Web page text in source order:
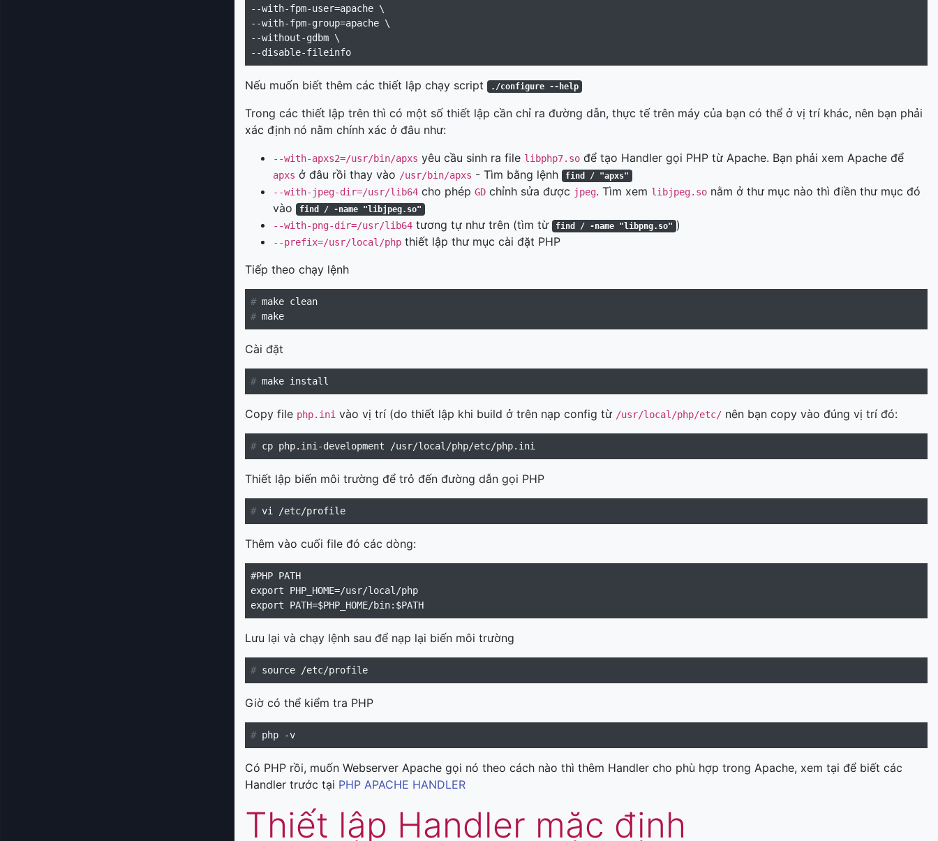
--with-fpm-user=apache \
--with-fpm-group=apache \
--without-gdbm \
Nếu muốn biết thêm các thiết lập chạy script ./configure --help
Trong các thiết lập trên thì có một số thiết lập cần chỉ ra đường dẫn, thực tế trên máy của bạn có thể ở vị trí khác, nên bạn phải
xác định nó nằm chính xác ở đâu như:
--with-apxs2=/usr/bin/apxs yêu cầu sinh ra file libphp7.so để tạo Handler gọi PHP từ Apache. Bạn phải xem Apache để
apxs ở đâu rồi thay vào /usr/bin/apxs - Tìm bằng lệnh find / "apxs"
--with-jpeg-dir=/usr/lib64 cho phép GD chỉnh sửa được jpeg. Tìm xem libjpeg.so nằm ở thư mục nào thì điền thư mục đó
vào
find / -name "libjpeg.so"
--with-png-dir=/usr/lib64 tương tự như trên (tìm từ find / -name "libpng.so" )
--prefix=/usr/local/php thiết lập thư mục cài đặt PHP
Tiếp theo chạy lệnh
#
#
Cài đặt
#
Copy file php.ini vào vị trí (do thiết lập khi build ở trên nạp config từ /usr/local/php/etc/ nên bạn copy vào đúng vị trí đó:
#
Thiết lập biến môi trường để trỏ đến đường dẫn gọi PHP
#
Thêm vào cuối file đó các dòng:
#PHP PATH
export PHP_HOME=/usr/local/php
Lưu lại và chạy lệnh sau để nạp lại biến môi trường
#
Giờ có thể kiểm tra PHP
#
Có PHP rồi, muốn Webserver Apache gọi nó theo cách nào thì thêm Handler cho phù hợp trong Apache, xem tại để biết các
Handler trước tại PHP APACHE HANDLER
Thiết lập Handler mặc định